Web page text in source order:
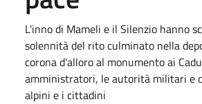
L'inno di Mameli e il Silenzio hanno
solennità del rito culminato nella
corona d'alloro al monumento ai
amministratori, le autorità militari e
alpini e i cittadini